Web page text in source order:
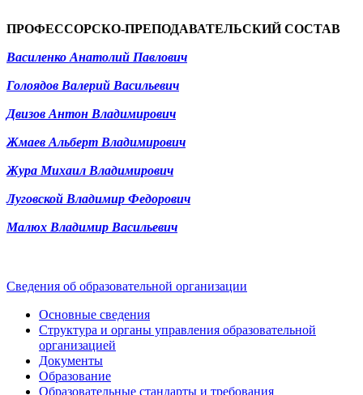
ПРОФЕССОРСКО-ПРЕПОДАВАТЕЛЬСКИЙ СОСТАВ
Василенко Анатолий Павлович
Голоядов Валерий Васильевич
Двизов Антон Владимирович
Жмаев Альберт Владимирович
Жура Михаил Владимирович
Луговской Владимир Федорович
Малюх Владимир Васильевич
Сведения об образовательной организации
Основные сведения
Структура и органы управления образовательной
организацией
Документы
Образование
Образовательные стандарты и требования